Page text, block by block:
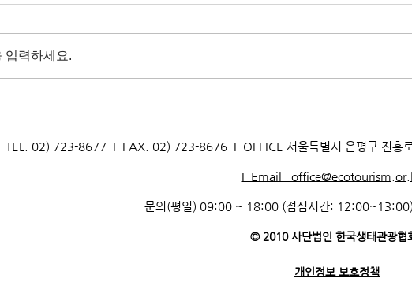
입력하세요.
TEL. 02) 723-8677 I FAX. 02) 723-8676 I OFFICE 서울특별시 은평구 진흥
I Email
문의(평일) 09:00 ~ 18:00 (점심시간:
© 2010 사단법인 한국생태관광협
개인정보 보호정책